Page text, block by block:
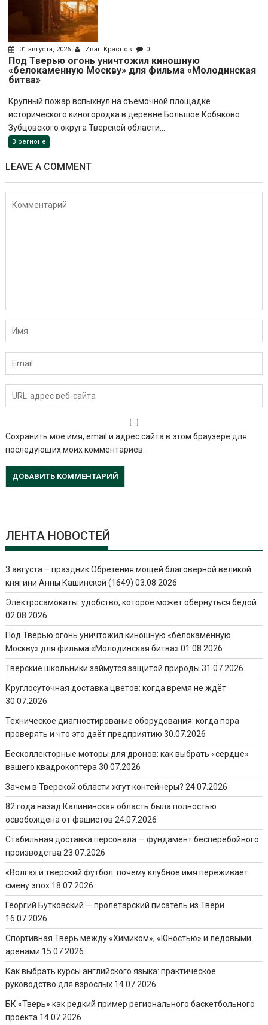
01 августа, 2026 Иван Краснов 0
Под Тверью огонь уничтожил киношную
«белокаменную Москву» для фильма «Молодинская
битва»
Крупный пожар вспыхнул на съёмочной площадке
исторического киногородка в деревне Большое Кобяково
Зубцовского округа Тверской области....
В регионе
LEAVE A COMMENT
Сохранить моё имя, email и адрес сайта в этом браузере для
последующих моих комментариев.
ЛЕНТА НОВОСТЕЙ
3 августа – праздник Обретения мощей благоверной великой
княгини Анны Кашинской (1649) 03.08.2026
Электросамокаты: удобство, которое может обернуться бедой
02.08.2026
Под Тверью огонь уничтожил киношную «белокаменную
Москву» для фильма «Молодинская битва» 01.08.2026
Тверские школьники займутся защитой природы 31.07.2026
Круглосуточная доставка цветов: когда время не ждёт
30.07.2026
Техническое диагностирование оборудования: когда пора
проверять и что это даёт предприятию 30.07.2026
Бесколлекторные моторы для дронов: как выбрать «сердце»
вашего квадрокоптера 30.07.2026
Зачем в Тверской области жгут контейнеры? 24.07.2026
82 года назад Калининская область была полностью
освобождена от фашистов 24.07.2026
Стабильная доставка персонала — фундамент бесперебойного
производства 23.07.2026
«Волга» и тверский футбол: почему клубное имя переживает
смену эпох 18.07.2026
Георгий Бутковский — пролетарский писатель из Твери
16.07.2026
Спортивная Тверь между «Химиком», «Юностью» и ледовыми
аренами 15.07.2026
Как выбрать курсы английского языка: практическое
руководство для взрослых 14.07.2026
БК «Тверь» как редкий пример регионального баскетбольного
проекта 14.07.2026